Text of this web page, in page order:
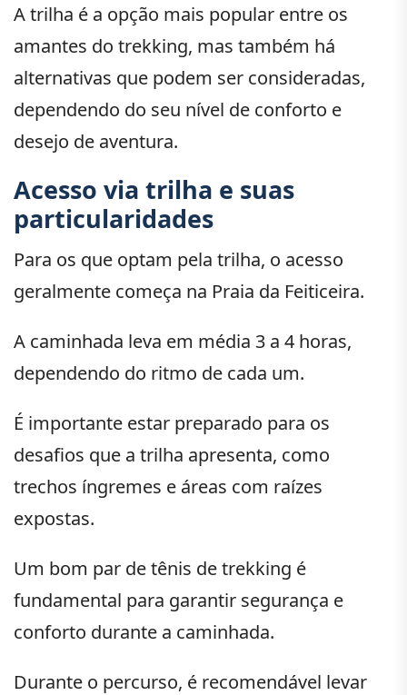
A trilha é a opção mais popular entre os
amantes do trekking, mas também há
alternativas que podem ser consideradas,
dependendo do seu nível de conforto e
desejo de aventura.
Acesso via trilha e suas
particularidades
Para os que optam pela trilha, o acesso
geralmente começa na Praia da Feiticeira.
A caminhada leva em média 3 a 4 horas,
dependendo do ritmo de cada um.
É importante estar preparado para os
desafios que a trilha apresenta, como
trechos íngremes e áreas com raízes
expostas.
Um bom par de tênis de trekking é
fundamental para garantir segurança e
conforto durante a caminhada.
Durante o percurso, é recomendável levar